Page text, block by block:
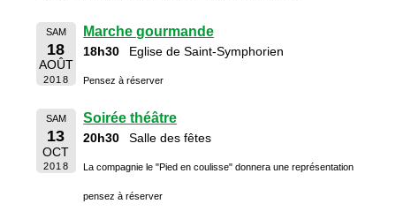
SAM
18
AOÛT
2018
Marche gourmande
18h30 Eglise de Saint-Symphorien
Pensez à réserver
SAM
13
OCT
2018
Soirée théâtre
20h30 Salle des fêtes
La compagnie le "Pied en coulisse" donnera une représentation
pensez à réserver